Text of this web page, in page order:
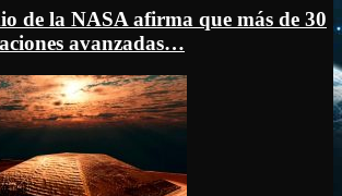
de la NASA afirma que más de 30
avanzadas…